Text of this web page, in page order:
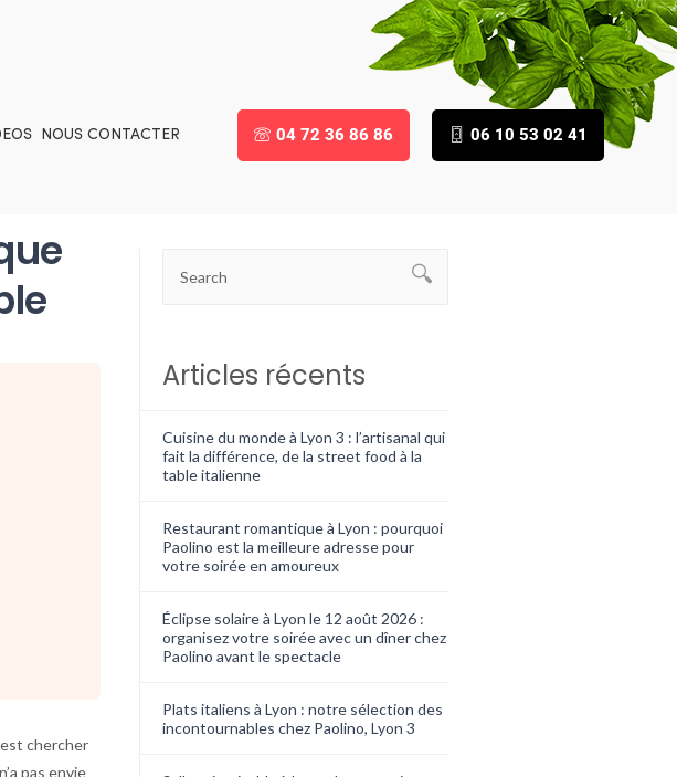
NOUS CONTACTER 04 72 36 86 86 06 10 53 02 41
chercher
pas envie
Articles récents
Cuisine du monde à Lyon 3 : l’artisanal qui
fait la différence, de la street food à la
table italienne
Restaurant romantique à Lyon : pourquoi
Paolino est la meilleure adresse pour
votre soirée en amoureux
Éclipse solaire à Lyon le 12 août 2026 :
organisez votre soirée avec un dîner chez
Paolino avant le spectacle
Plats italiens à Lyon : notre sélection des
incontournables chez Paolino, Lyon 3